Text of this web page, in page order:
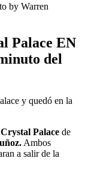
by Warren
Palace EN
del
y quedó en la
Crystal Palace de
Ambos
a salir de la